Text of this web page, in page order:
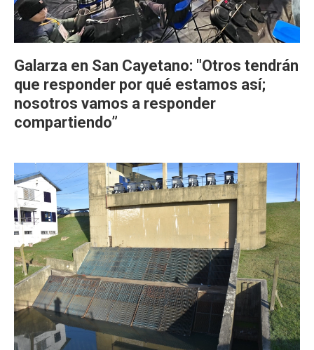
Galarza en San Cayetano: "Otros tendrán
que responder por qué estamos así;
nosotros vamos a responder
compartiendo”